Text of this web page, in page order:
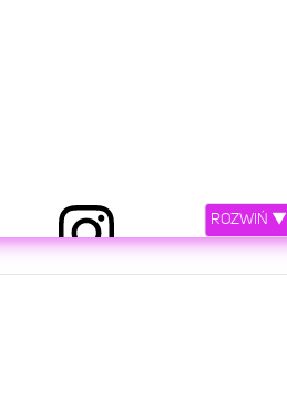
przez QCZAJ (@qczaj)
ROZWIŃ ▼